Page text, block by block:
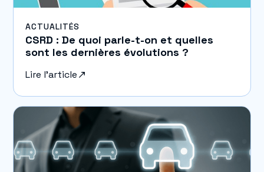
ACTUALITÉS
CSRD : De quoi parle-t-on et quelles
sont les dernières évolutions ?
Lire l'article